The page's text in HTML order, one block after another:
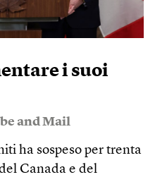
i suoi
and Mail
ha sospeso per trenta
Canada e del